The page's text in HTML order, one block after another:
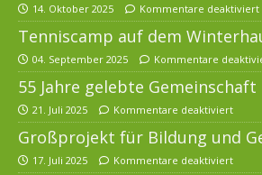
14. Oktober 2025 Kommentare deaktiviert
Tenniscamp auf dem
04. September 2025 Kommentare
55 Jahre gelebte Gemeinschaft
21. Juli 2025 Kommentare deaktiviert
Großprojekt für Bildung und
17. Juli 2025 Kommentare deaktiviert